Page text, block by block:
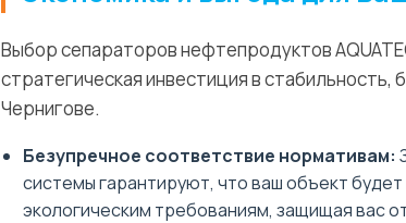
Выбор сепараторов нефтепродуктов
стратегическая инвестиция в
Чернигове.
Безупречное соответствие нормативам:
системы гарантируют, что ваш объект
экологическим требованиям, защищая вас